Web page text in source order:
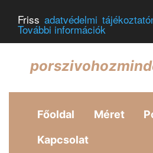
Frissadatvédelmi
További információk
Főoldal Méret
Kapcsolat